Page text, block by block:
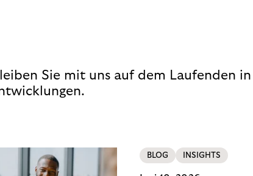
Sie mit uns auf dem Laufenden
BLOG INSIGHTS